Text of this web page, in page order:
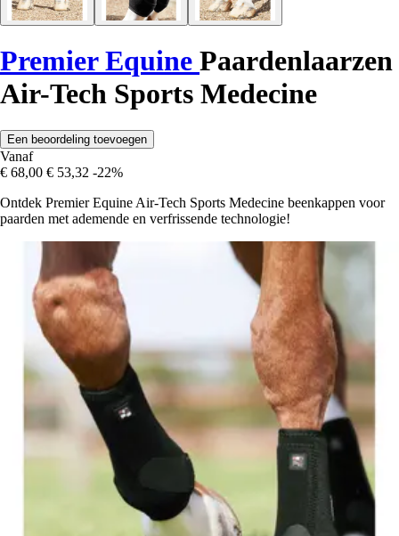
Premier Equine Paardenlaarzen
Air-Tech Sports Medecine
Een beoordeling toevoegen
Vanaf
€ 68,00 € 53,32 -22%
Ontdek Premier Equine Air-Tech Sports Medecine beenkappen voor
paarden met ademende en verfrissende technologie!